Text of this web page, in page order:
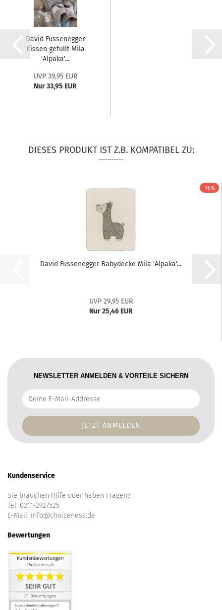
David Fussenegger
Kissen gefüllt Mila
'Alpaka'...
UVP 39,95 EUR
Nur 33,95 EUR
DIESES PRODUKT IST Z.B. KOMPATIBEL ZU:
-15%
David Fussenegger Babydecke Mila 'Alpaka'...
UVP 29,95 EUR
Nur 25,46 EUR
NEWSLETTER ANMELDEN & VORTEILE SICHERN
Deine
E-
Addresse
Kundenservice
Sie brauchen Hilfe oder haben Fragen?
Tel. 0211-2927525
E-Mail: info@choiceness.de
Bewertungen